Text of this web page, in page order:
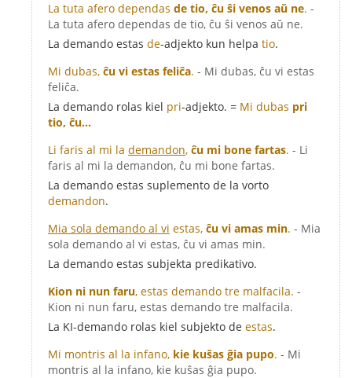
La tuta afero dependas de tio, ĉu ŝi venos aŭ ne. -
La tuta afero dependas de tio, ĉu ŝi venos aŭ ne.
La demando estas de-adjekto kun helpa tio.
Mi dubas, ĉu vi estas feliĉa. - Mi dubas, ĉu vi estas
feliĉa.
La demando rolas kiel pri-adjekto. = Mi dubas pri
tio, ĉu...
Li faris al mi la demandon, ĉu mi bone fartas. - Li
faris al mi la demandon, ĉu mi bone fartas.
La demando estas suplemento de la vorto
demandon.
Mia sola demando al vi estas, ĉu vi amas min. - Mia
sola demando al vi estas, ĉu vi amas min.
La demando estas subjekta predikativo.
Kion ni nun faru, estas demando tre malfacila. -
Kion ni nun faru, estas demando tre malfacila.
La KI-demando rolas kiel subjekto de estas.
Mi montris al la infano, kie kuŝas ĝia pupo. - Mi
montris al la infano, kie kuŝas ĝia pupo.